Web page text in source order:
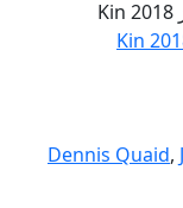
Dennis Quaid,